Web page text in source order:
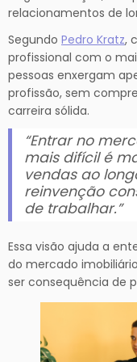
relacionamentos de
Segundo Pedro Kratz,
profissional com o
pessoas enxergam
profissão, sem
carreira sólida.
“Entrar no
mais difícil é
vendas ao
reinvenção
de trabalhar.”
Essa visão ajuda a
do mercado
ser consequência de